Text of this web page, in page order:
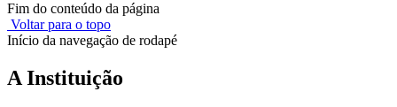
Fim do conteúdo da página
Voltar para o topo
Início da navegação de rodapé
A Instituição